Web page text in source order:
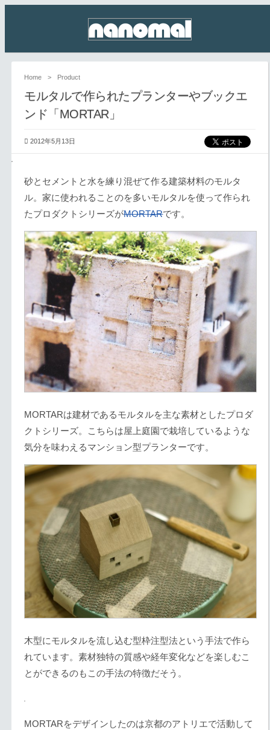
Home > Product
モルタルで作られたプランターやブックエ
ンド「MORTAR」
2012年5月13日
砂とセメントと水を練り混ぜて作る建築材料のモルタ
ル。家に使われることのを多いモルタルを使って作られ
たプロダクトシリーズがMORTARです。
MORTARは建材であるモルタルを主な素材としたプロダ
クトシリーズ。こちらは屋上庭園で栽培しているような
気分を味わえるマンション型プランターです。
木型にモルタルを流し込む型枠注型法という手法で作ら
れています。素材独特の質感や経年変化などを楽しむこ
とができるのもこの手法の特徴だそう。
MORTARをデザインしたのは京都のアトリエで活動して